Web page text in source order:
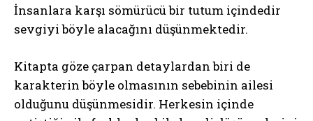
ABONE OL
Gizlilik politikasını
İnsanlara karşı sömürücü bir tutum içindedir
sevgiyi böyle alacağını düşünmektedir.
Kitapta göze çarpan detaylardan biri de
karakterin böyle olmasının sebebinin ailesi
olduğunu düşünmesidir. Herkesin içinde